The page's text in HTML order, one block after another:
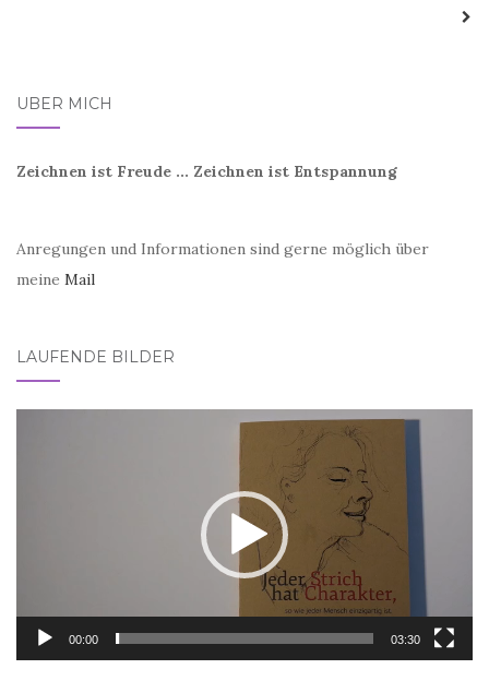
ÜBER MICH
Zeichnen ist Freude ... Zeichnen ist Entspannung
Anregungen und Informationen sind gerne möglich über
meine Mail
LAUFENDE BILDER
00:00 03:30